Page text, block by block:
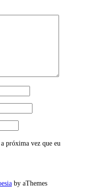
próxima vez que eu
by aThemes